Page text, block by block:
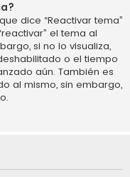
dice “Reactivar tema”
el tema al
si no lo visualiza,
o el tiempo
aún. También es
al mismo, sin embargo,